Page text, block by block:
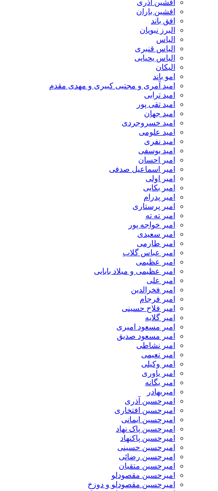
افشین آذری
افشین باران
افق باند
البرز نبویان
الیاس
الیاس قنبرى
الیاس یحیایی
الیکان
امو باند
امید آمری و مجتبی کبیری و مهدى مقدم
امید ترابی
امید تقی پور
امید جهان
امید خسروجردی
امید علومی
امید نفری
امید یوسفی
امیر احسان
امیر اسماعیل صدفی
امیر اولی
امیر بکایی
امیر پدرام
امیر پرستاری
امیر ته ته
امیر خواجه پور
امیر سعیدی
امیر طارمی
امیر عباس گلاب
امیر عظیمی
امیر عظیمی و میلاد بابایی
امیر علی
امیر فخرالدین
امیر فرجام
امیر فلاح حسینی
امیر گلایه
امیر مسعود امیری
امیر مسعود صدیق
امیر نشاطی
امیر نعیمی
امیر وکیلی
امیر یاوری
امیر یگانه
امیربهادر
امیرحسین آذری
امیرحسین افتخاری
امیرحسین ایمانی
امیرحسین پاک نهاد
امیرحسین پاکنهاد
امیرحسین حسینی
امیرحسین رضائی
امیرحسین متقیان
امیرحسین مقصودلو
امیرحسین مقصودلو و دوزخ